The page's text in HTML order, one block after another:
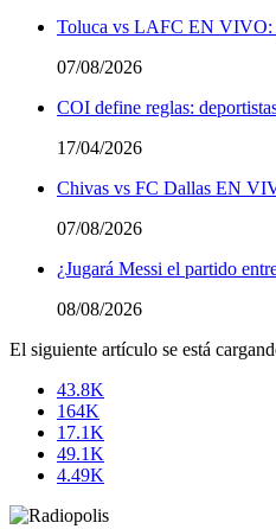
Toluca vs LAFC EN VIVO:
07/08/2026
COI define reglas:
17/04/2026
Chivas vs FC Dallas EN
07/08/2026
¿Jugará Messi el partido
08/08/2026
El siguiente artículo se está
43.8K
164K
17.1K
49.1K
4.49K